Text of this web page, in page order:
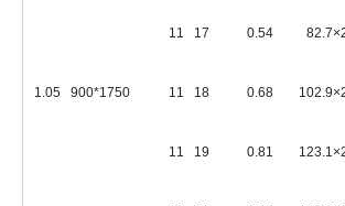
1750*900
1.05
8
0.54
17
11
10
0.68
18
11
12
0.81
19
11